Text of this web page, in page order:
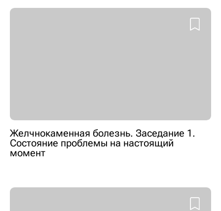
Желчнокаменная болезнь. Заседание 1.
Состояние проблемы на настоящий
момент